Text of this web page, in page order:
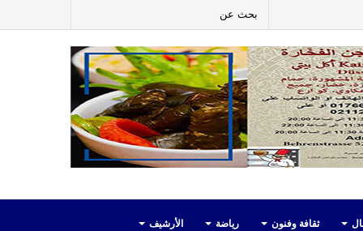
عن
إضافة
عمود
جانبي
ثقافة وفنون رياضة الأرشيف